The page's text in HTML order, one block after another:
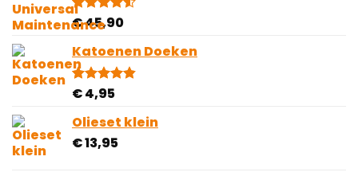
Gewaardeerd
4.50op 5
gebaseerd
op
2
klantbeoordelingen
€45,90
Katoenen Doeken
Gewaardeerd
gebaseerd
op
10
klantbeoordelingen
€4,95
Olieset klein
€13,95